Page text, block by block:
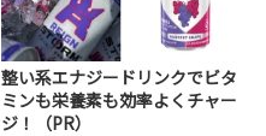
整い系エナジードリンクでビタ
ミンも栄養素も効率よくチャー
ジ！（PR）